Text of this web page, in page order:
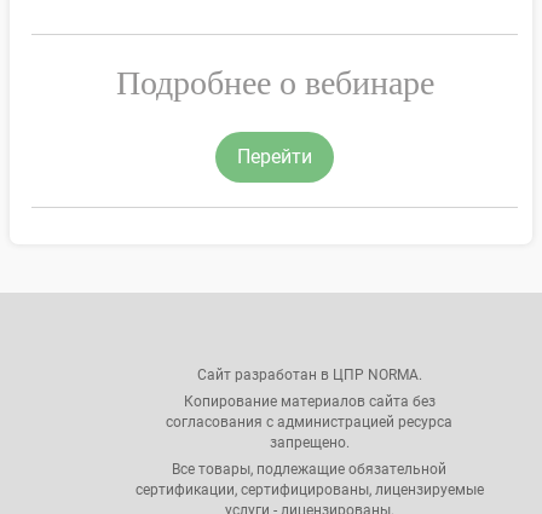
Подробнее о вебинаре
Перейти
Сайт разработан в ЦПР NORMA.
Копирование материалов сайта без
согласования с администрацией ресурса
запрещено.
Все товары, подлежащие обязательной
сертификации, сертифицированы, лицензируемые
услуги - лицензированы.